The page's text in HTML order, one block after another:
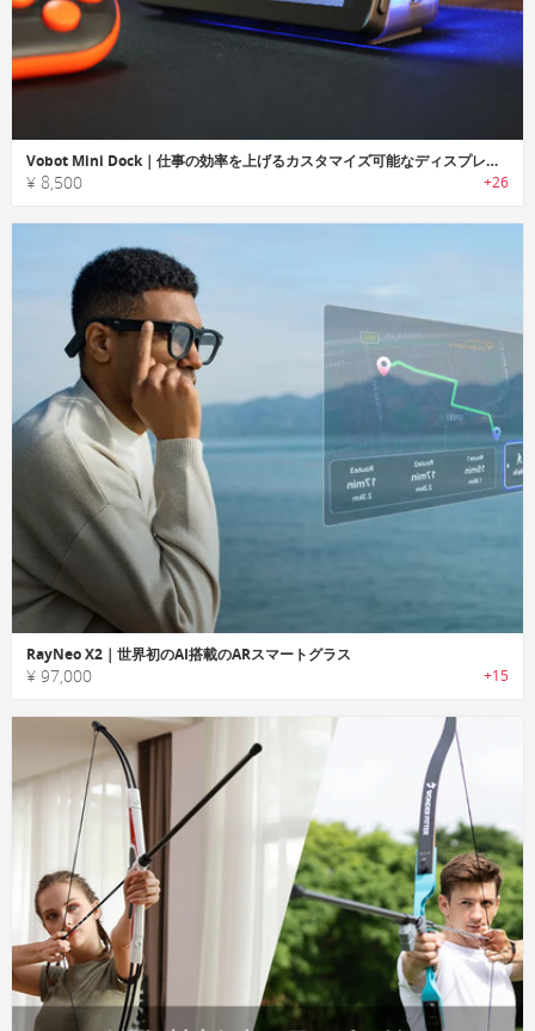
Vobot Mini Dock｜仕事の効率を上げるカスタマイズ可能なディスプレイ・ドッキングステーション
¥ 8,500 +26
RayNeo X2｜世界初のAI搭載のARスマートグラス
¥ 97,000 +15